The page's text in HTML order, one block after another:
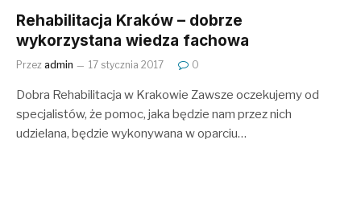
Rehabilitacja Kraków – dobrze
wykorzystana wiedza fachowa
Przez admin 17 stycznia 2017 0
Dobra Rehabilitacja w Krakowie Zawsze oczekujemy od
specjalistów, że pomoc, jaka będzie nam przez nich
udzielana, będzie wykonywana w oparciu…